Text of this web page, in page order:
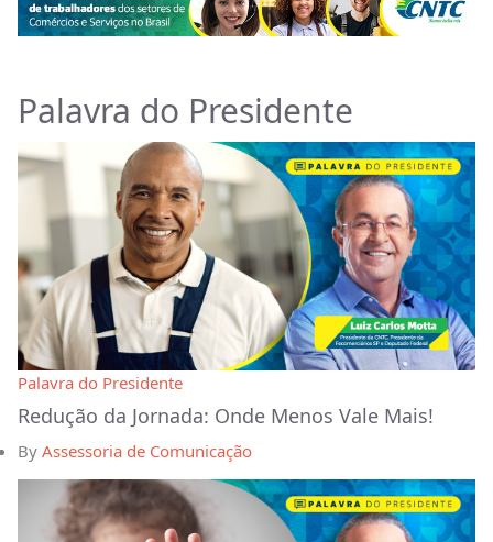
Palavra do Presidente
Palavra do Presidente
Redução da Jornada: Onde Menos Vale Mais!
By Assessoria de Comunicação